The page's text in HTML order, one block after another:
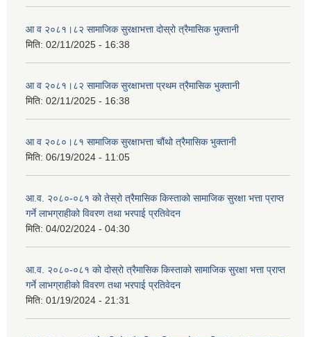
आ व २०८१।८२ सामाजिक सुरक्षाभत्ता दोस्रो त्रैमासिक भुक्तानी
मिति: 02/11/2025 - 16:38
आ व २०८१।८२ सामाजिक सुरक्षाभत्ता प्रथम त्रैमासिक भुक्तानी
मिति: 02/11/2025 - 16:38
आ व २०८०।८१ सामाजिक सुरक्षाभत्ता चौंथो त्रैमासिक भुक्तानी
मिति: 06/19/2024 - 11:05
आ.व. २०८०-०८१ को तेस्रो त्रैमासिक किस्ताको सामाजिक सुरक्षा भत्ता प्राप्त
गर्ने लाभग्राहीको विवरण तथा भरपाई प्रतिवेदन
मिति: 04/02/2024 - 04:30
आ.व. २०८०-०८१ को दोस्रो त्रैमासिक किस्ताको सामाजिक सुरक्षा भत्ता प्राप्त
गर्ने लाभग्राहीको विवरण तथा भरपाई प्रतिवेदन
मिति: 01/19/2024 - 21:31